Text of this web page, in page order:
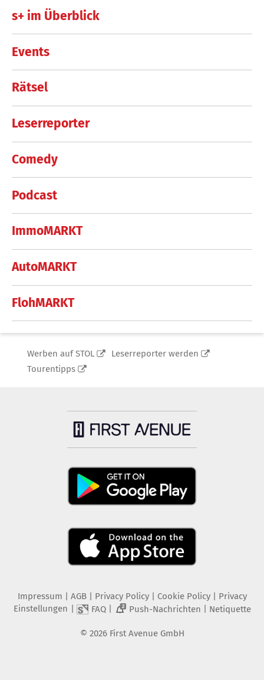
s+ im Überblick
Events
Rätsel
Leserreporter
Comedy
Podcast
ImmoMARKT
AutoMARKT
FlohMARKT
Werben auf STOL
Leserreporter werden
Tourentipps
Impressum AGB Privacy Policy| Cookie Policy| Privacy
Einstellungen
FAQ| 2 Push-Nachrichten Netiquette
© 2026 First Avenue GmbH